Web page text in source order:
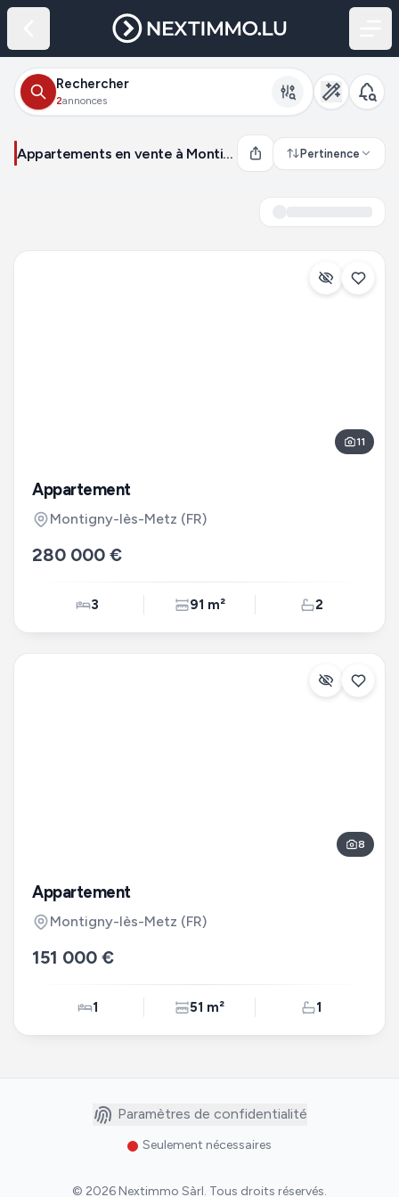
Rechercher
2annonces
Appartements en vente à Montigny-lès-Metz (France) Pertinence
11
Appartement
Montigny-lès-Metz (FR)
280 000 €
3 91 m² 2
8
Appartement
Montigny-lès-Metz (FR)
151 000 €
1 51 m² 1
Paramètres de confidentialité
Seulement nécessaires
© 2026 Nextimmo Sàrl. Tous droits réservés.